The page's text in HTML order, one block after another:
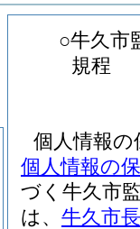
○牛久市
規程
個人情報
個人情報の
づく牛久市
は、 牛久市